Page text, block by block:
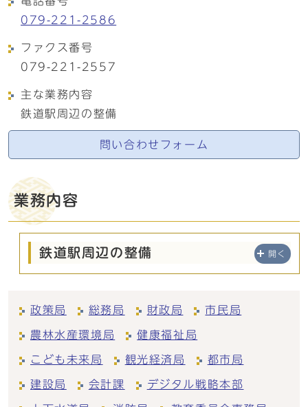
079-221-2586
ファクス番号
079-221-2557
主な業務内容
鉄道駅周辺の整備
問い合わせフォーム
業務内容
鉄道駅周辺の整備 開く
政策局 総務局 財政局 市民局
農林水産環境局 健康福祉局
こども未来局 観光経済局 都市局
建設局 会計課 デジタル戦略本部